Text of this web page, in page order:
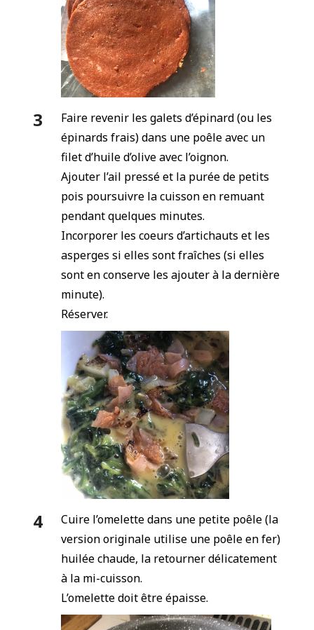
Faire revenir les galets d’épinard (ou les
épinards frais) dans une poêle avec un
filet d’huile d’olive avec l’oignon.
Ajouter l’ail pressé et la purée de petits
pois poursuivre la cuisson en remuant
pendant quelques minutes.
Incorporer les coeurs d’artichauts et les
asperges si elles sont fraîches (si elles
sont en conserve les ajouter à la dernière
minute).
Réserver.
Cuire l’omelette dans une petite poêle (la
version originale utilise une poêle en fer)
huilée chaude, la retourner délicatement
à la mi-cuisson.
L’omelette doit être épaisse.